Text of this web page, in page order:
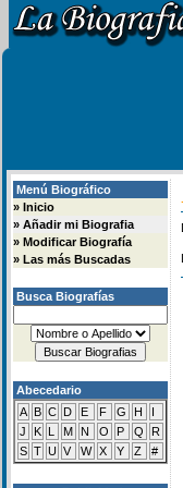
Menú Biográfico
» Inicio
» Añadir mi Biografia
» Modificar Biografía
» Las más Buscadas
Busca Biografías
Abecedario
A B C D E F G H
I
J
K L M N O P Q
R
S T U V W X Y Z #